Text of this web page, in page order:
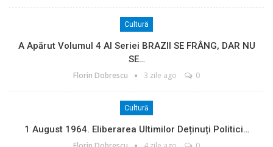
Cultură
A Apărut Volumul 4 Al Seriei BRAZII SE FRÂNG, DAR NU
SE…
Florin Dobrescu 3 zile ago 0
Cultură
1 August 1964. Eliberarea Ultimilor Deținuți Politici…